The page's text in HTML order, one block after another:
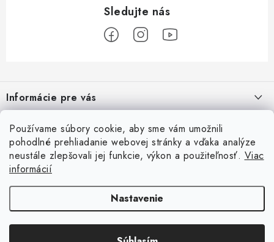
Používame súbory cookie, aby sme vám umožnili
pohodlné prehliadanie webovej stránky a vďaka analýze
neustále zlepšovali jej funkcie, výkon a použiteľnosť. Viac
informácií
Nastavenie
pInformácie pre vás
Obchodné podmienky
Reklamačný poriadok
Podmienky ochrany osobných údajov
Spôsob dopravy a platby
O nás
Prečo nakupovať u nás?
Užitočné informácie
Nakúpte teraz a začnite splácať o 3mesiace
Solárna sprcha má množstvo využití
Prijímame online platby
Copyright 2026shopmarket.sk. Všetky práva vyhradené.Upraviť nastavenie